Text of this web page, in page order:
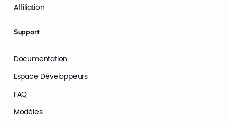
Affiliation
Support
Documentation
Espace Développeurs
FAQ
Modèles